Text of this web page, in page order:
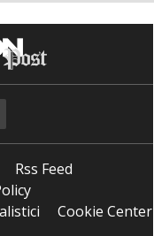
Rss Feed
Cookie Center